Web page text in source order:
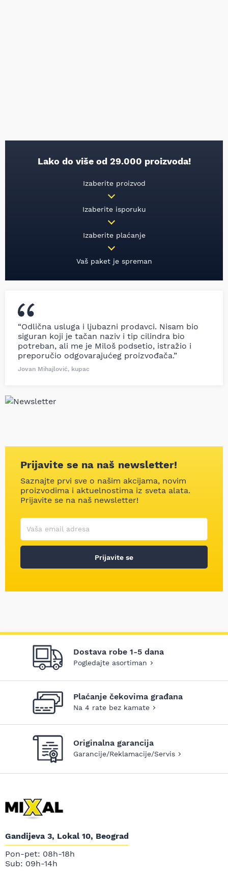
Lako do više od 29.000 proizvoda!
Izaberite proizvod
Izaberite isporuku
Izaberite plaćanje
Vaš paket je spreman
“Odlična usluga i ljubazni prodavci. Nisam bio
siguran koji je tačan naziv i tip cilindra bio
potreban, ali me je Miloš podsetio, istražio i
preporučio odgovarajućeg proizvođača.”
Jovan Mihajlović, kupac
Prijavite se na naš newsletter!
Saznajte prvi sve o našim akcijama, novim
proizvodima i aktuelnostima iz sveta alata.
Prijavite se na naš newsletter!
Korisničko ime
Vaša email adresa
Prijavite se
Dostava robe 1-5 dana
Pogledajte asortiman
Plaćanje čekovima građana
Na 4 rate bez kamate
Originalna garancija
Garancije/Reklamacije/Servis
Gandijeva 3, Lokal 10, Beograd
Pon-pet: 08h-18h
Sub: 09h-14h